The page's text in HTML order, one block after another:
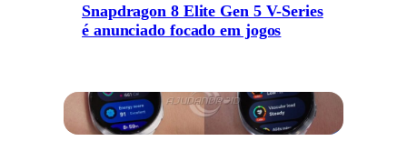
Snapdragon 8 Elite Gen 5 V-Series
é anunciado focado em jogos